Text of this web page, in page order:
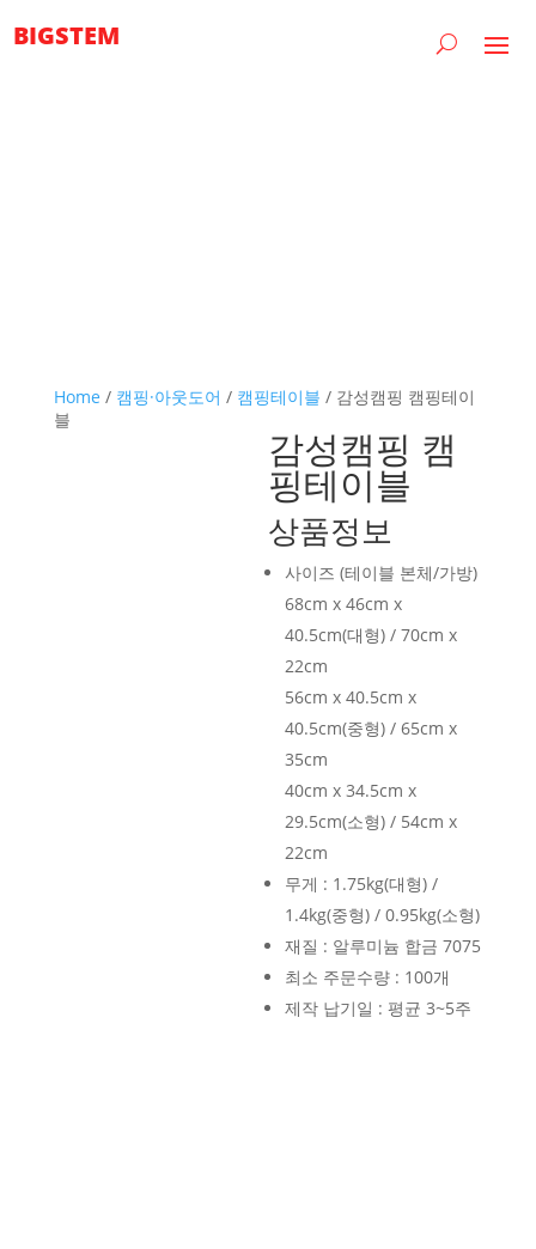
BIGSTEM
Home / 캠핑·아웃도어 / 캠핑테이블 / 감성캠핑 캠핑테이
블
감성캠핑 캠
핑테이블
상품정보
사이즈 (테이블 본체/가방)
68cm x 46cm x
40.5cm(대형) / 70cm x
22cm
56cm x 40.5cm x
40.5cm(중형) / 65cm x
35cm
40cm x 34.5cm x
29.5cm(소형) / 54cm x
22cm
무게 : 1.75kg(대형) /
1.4kg(중형) / 0.95kg(소형)
재질 : 알루미늄 합금 7075
최소 주문수량 : 100개
제작 납기일 : 평균 3~5주